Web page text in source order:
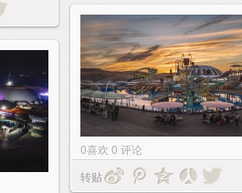
0喜欢 0 评论
转贴